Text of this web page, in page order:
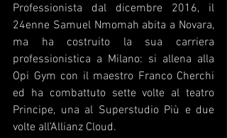
Professionista dal dicembre 2016, il
24enne Samuel Nmomah abita a Novara,
ma ha costruito la sua carriera
professionistica a Milano: si allena alla
Opi Gym con il maestro Franco Cherchi
ed ha combattuto sette volte al teatro
Principe, una al Superstudio Più e due
volte all’Allianz Cloud.